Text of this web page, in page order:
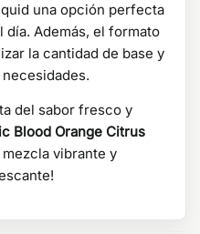
una opción perfecta
día. Además, el formato
la cantidad de base y
del sabor fresco y
Blood Orange Citrus
mezcla vibrante y